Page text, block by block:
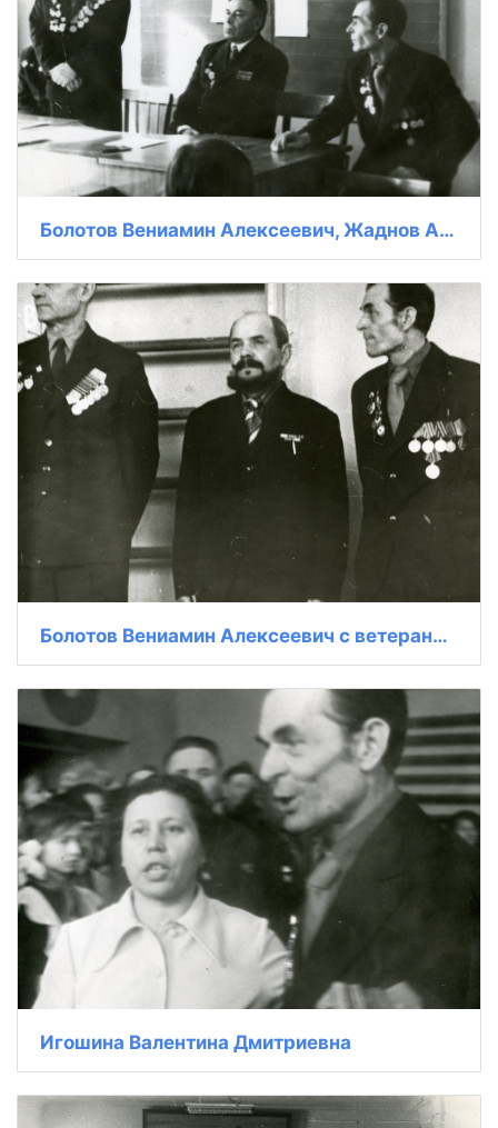
Болотов Вениамин Алексеевич, Жаднов Алексей Васильевич и Котелевский Иван Григорьевич
Болотов Вениамин Алексеевич с ветеранами 9-й ГКСД
Игошина Валентина Дмитриевна